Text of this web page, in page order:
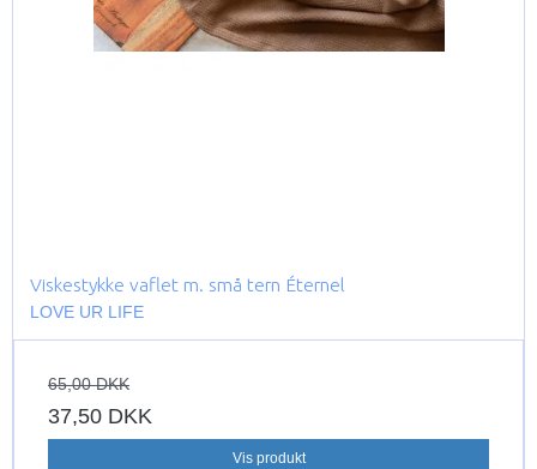
Viskestykke vaflet m. små tern Éternel
LOVE UR LIFE
65,00 DKK
37,50 DKK
Vis produkt